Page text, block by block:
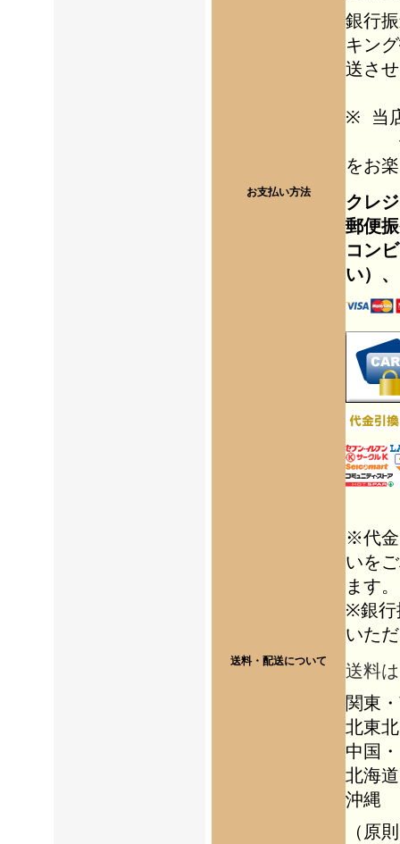
銀行
キン
送さ
※ 当
個
をお
お支払い方法
クレ
郵便
コン
い）
※代金
いを
ます。
※銀行
いた
送料・配送について
送料
関東
北東
中国
北海
沖縄
（ 原